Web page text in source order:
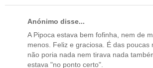
Anónimo disse...
A Pipoca estava bem fofinha, nem de
menos. Feliz e graciosa. É das poucas
não poria nada nem tirava nada
estava "no ponto certo".